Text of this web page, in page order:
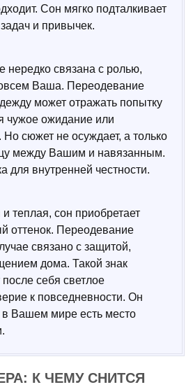
Сон мягко подталкивает
и привычек.
нередко связана с ролью,
Ваша. Переодевание
может отражать попытку
чужое ожидание или
сюжет не осуждает, а только
между Вашим и навязанным.
для внутренней честности.
и теплая, сон приобретает
оттенок. Переодевание
связано с защитой,
дома. Такой знак
себя светлое
к повседневности. Он
в Вашем мире есть место
К ЧЕМУ СНИТСЯ